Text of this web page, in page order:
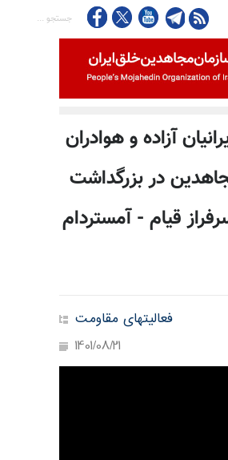
آزاده و هوادران
در بزرگداشت
قیام - آمستردام
فعالیتهای مقاومت
1401/08/21